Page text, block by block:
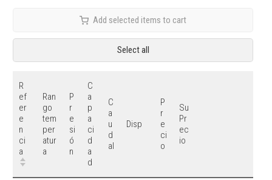
Add selected items to cart
Select all
R
ef
er
e
n
ci
a
Ran
go
tem
per
atur
a
P
r
e
si
ó
n
C
a
p
a
ci
d
a
d
C
a
u
d
al
Disp
P
r
e
ci
o
Su
Pr
ec
io